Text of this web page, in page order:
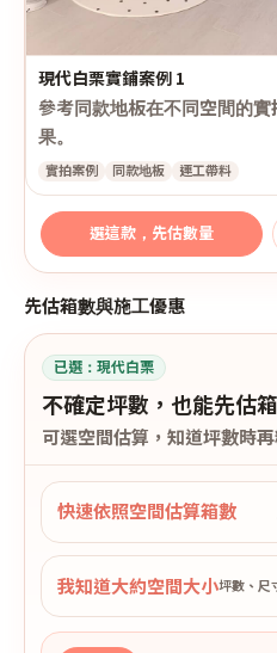
現代白栗實鋪案例 1
參考同款地板在不同空間的實
果。
實拍案例 同款地板 連工帶料
選這款，先估數量
先估箱數與施工優惠
已選： 現代白栗
不確定坪數，也能先估
可選空間估算，知道坪數時再
快速依照空間估算箱數
我知道大約空間大小坪數、尺